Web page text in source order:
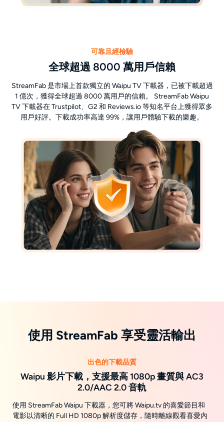
可靠且經檢驗
全球超過 8000 萬用戶信賴
StreamFab 是市場上首款獨立的 Waipu TV 下載器，已被下載超過
1 億次，獲得全球超過 8000 萬用戶的信賴。 StreamFab Waipu
TV 下載器在 Trustpilot、G2 和 Reviews.io 等知名平台上獲得眾多
用戶好評。下載成功率高達 99%，讓用戶體驗下載的樂趣。
使用 StreamFab 享受靈活輸出
出色的下載品質
Waipu 影片下載，支援最高 1080p 畫質與 AC3
2.0/AAC 2.0 音軌
使用 StreamFab Waipu 下載器，您可將 Waipu.tv 的喜愛節目和
電影以清晰的 Full HD 1080p 解析度儲存，隨時離線觀看喜愛內